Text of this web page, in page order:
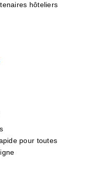
hôteliers
pour toutes